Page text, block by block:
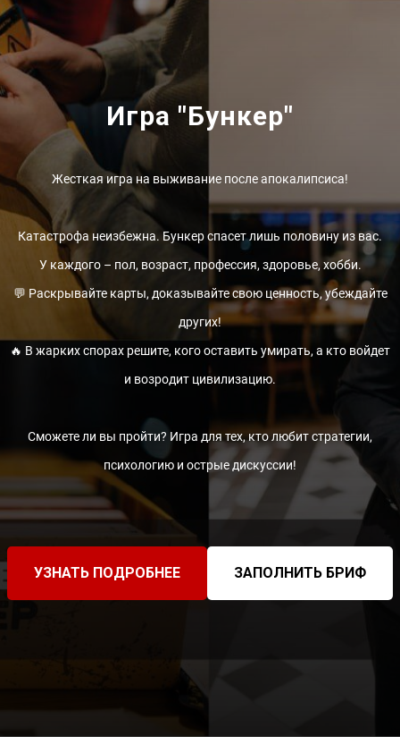
Игра "Бункер"
Жесткая игра на выживание после апокалипсиса!
Катастрофа неизбежна. Бункер спасет лишь половину из вас.
У каждого – пол, возраст, профессия, здоровье, хобби.
💬 Раскрывайте карты, доказывайте свою ценность, убеждайте
других!
🔥 В жарких спорах решите, кого оставить умирать, а кто войдет
и возродит цивилизацию.
Сможете ли вы пройти? Игра для тех, кто любит стратегии,
психологию и острые дискуссии!
УЗНАТЬ ПОДРОБНЕЕ ЗАПОЛНИТЬ БРИФ